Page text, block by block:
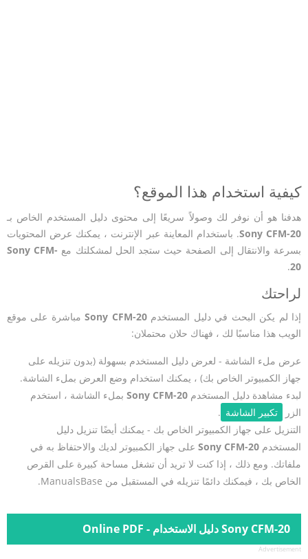
كيفية استخدام هذا الموقع؟
هدفنا هو أن نوفر لك وصولاً سريعًا إلى محتوى دليل المستخدم الخاص بـ
Sony CFM-20. باستخدام المعاينة عبر الإنترنت ، يمكنك عرض المحتويات
بسرعة والانتقال إلى الصفحة حيث ستجد الحل لمشكلتك مع Sony CFM-
20
.
لراحتك
إذا لم يكن البحث في دليل المستخدمSony CFM-20مباشرة على موقع
الويب هذا مناسبًا لك ، فهناك حلان محتملان:
عرض ملء الشاشة - لعرض دليل المستخدم بسهولة (بدون تنزيله على
جهاز الكمبيوتر الخاص بك) ، يمكنك استخدام وضع العرض بملء الشاشة.
لبدء مشاهدة دليل المستخدم Sony CFM-20 بملء الشاشة ، استخدم
الزر
تكبير الشاشة .
التنزيل على جهاز الكمبيوتر الخاص بك - يمكنك أيضًا تنزيل دليل
المستخدم Sony CFM-20 على جهاز الكمبيوتر لديك والاحتفاظ به في
ملفاتك. ومع ذلك ، إذا كنت لا تريد أن تشغل مساحة كبيرة على القرص
الخاص بك ، فيمكنك دائمًا تنزيله في المستقبل من ManualsBase.
Sony CFM-20 دليل الاستخدام - Online PDF
Advertisement